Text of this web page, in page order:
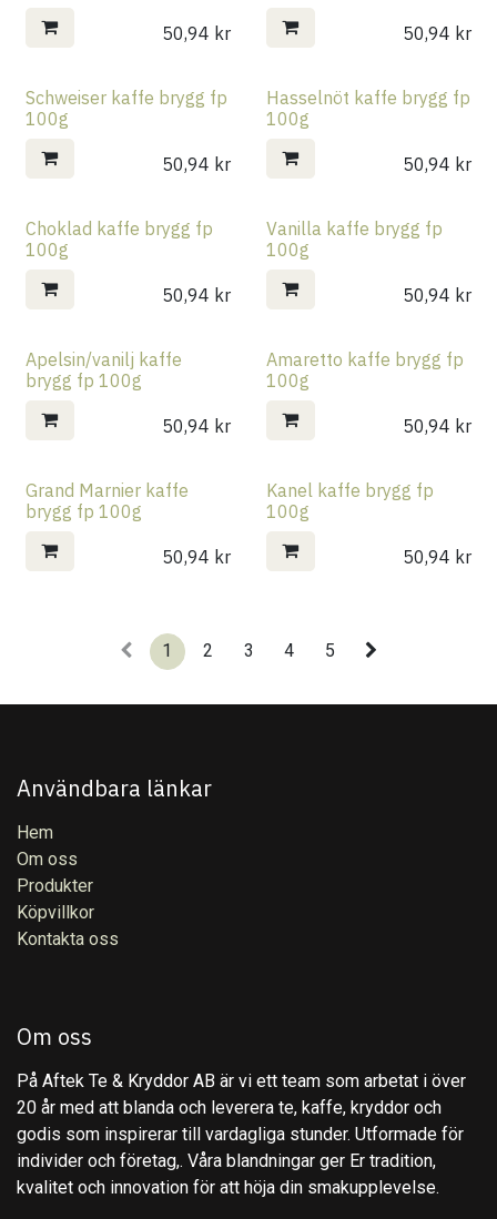
50,94 kr 50,94 kr
Schweiser kaffe brygg fp
100g
50,94 kr
Hasselnöt kaffe brygg fp
100g
50,94 kr
Choklad kaffe brygg fp
100g
50,94 kr
Vanilla kaffe brygg fp
100g
50,94 kr
Apelsin/vanilj kaffe
brygg fp 100g
50,94 kr
Amaretto kaffe brygg fp
100g
50,94 kr
Grand Marnier kaffe
brygg fp 100g
50,94 kr
Kanel kaffe brygg fp
100g
50,94 kr
1 2 3 4 5
Användbara länkar
Hem
Om oss
Produkter
Köpvillkor
Kontakta oss
Om oss
På Aftek Te & Kryddor AB är vi ett team som arbetat i över
20 år med att blanda och leverera te, kaffe, kryddor och
godis som inspirerar till vardagliga stunder. Utformade för
individer och företag,. Våra blandningar ger Er tradition,
kvalitet och innovation för att höja din smakupplevelse.